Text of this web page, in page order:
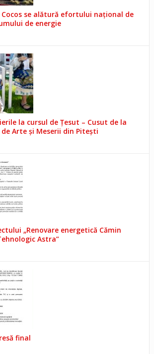
Cocos se alătură efortului național de
de energie
la cursul de Țesut – Cusut de la
Arte și Meserii din Pitești
„Renovare energetică Cămin
Astra”
final